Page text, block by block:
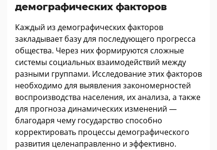
демографических факторов
Каждый из демографических факторов
закладывает базу для последующего прогресса
общества. Через них формируются сложные
системы социальных взаимодействий между
разными группами. Исследование этих факторов
необходимо для выявления закономерностей
воспроизводства населения, их анализа, а также
для прогноза динамических изменений —
благодаря чему государство способно
корректировать процессы демографического
развития целенаправленно и эффективно.